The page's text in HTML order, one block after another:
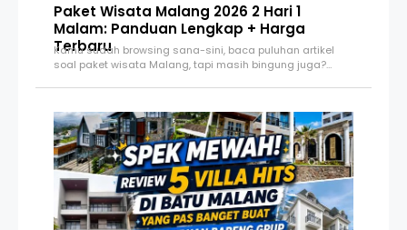
Paket Wisata Malang 2026 2 Hari 1
Malam: Panduan Lengkap + Harga
Terbaru
Kamu sudah browsing sana-sini, baca puluhan artikel
soal paket wisata Malang, tapi masih bingung juga?…